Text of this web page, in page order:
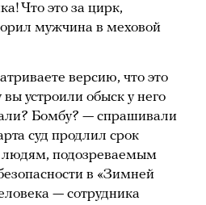
Что это за цирк,
мужчина в меховой
версию, что это
устроили обыск у него
Бомбу? — спрашивали
суд продлил срок
подозреваемым
в «Зимней
— сотрудника